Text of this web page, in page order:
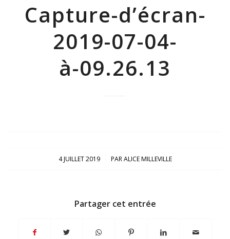
Capture-d’écran-
2019-07-04-
à-09.26.13
4 JUILLET 2019
/ PARALICE MILLEVILLE
Partager cet entrée